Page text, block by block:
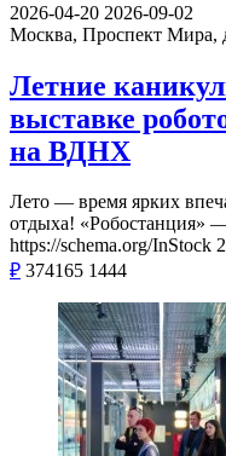
2026-04-20 2026-09-02
Москва, Проспект Мира,
Летние
выставке
на ВДНХ
Лето — время ярких
отдыха! «Робостанция»
https://schema.org/InStock
₽ 374165 1444